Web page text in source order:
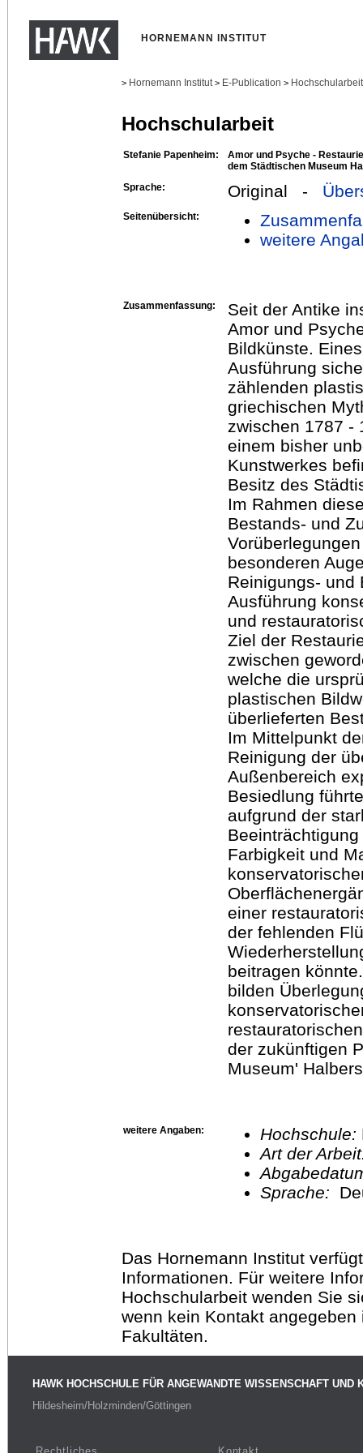
HORNEMANN INSTITUT
> Hornemann Institut > E-Publication >
Hochschularbeit
Stefanie Papenheim:
Amor und Psyche -
dem Städtischen Museum
Sprache:
Original -
Seitenübersicht:
weitere
Zusammenfassung:
Seit der Antike
Amor und
Bildkünste.
Ausführung
zählenden
griechischen
zwischen 1787 -
einem bisher
Kunstwerkes
Besitz des
Im Rahmen
Bestands- und
besonderen
Reinigungs- und
Ausführung
und
Ziel der
zwischen
welche die
plastischen
überlieferten
Im Mittelpunkt
Reinigung der
Außenbereich
Besiedlung
aufgrund der
Farbigkeit und
einer
der fehlenden
beitragen
bilden
der zukünftigen
Museum'
weitere Angaben: Hochschule:
Art der
Sprache:
Das Hornemann Institut
Informationen. Für weitere
Hochschularbeit wenden Sie
wenn kein Kontakt
Fakultäten.
HAWK HOCHSCHULE FÜR ANGEWANDTE WISSENSCHAFT UND
Hildesheim/Holzminden/Göttingen